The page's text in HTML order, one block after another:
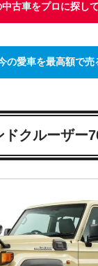
古車をプロに探し
の愛車を最高額で売
ドクルーザー